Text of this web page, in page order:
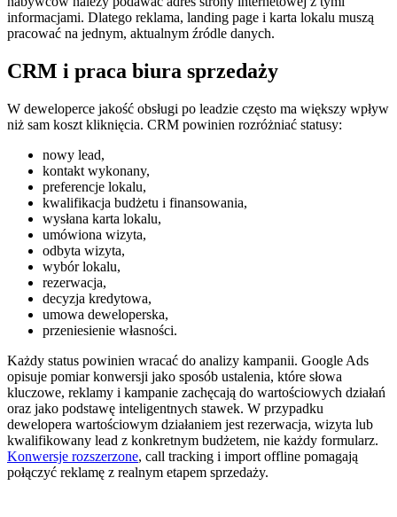
informacjami. Dlatego reklama, landing page i karta lokalu muszą
pracować na jednym, aktualnym źródle danych.
CRM i praca biura sprzedaży
W deweloperce jakość obsługi po leadzie często ma większy wpływ
niż sam koszt kliknięcia. CRM powinien rozróżniać statusy:
nowy lead,
kontakt wykonany,
preferencje lokalu,
kwalifikacja budżetu i finansowania,
wysłana karta lokalu,
umówiona wizyta,
odbyta wizyta,
wybór lokalu,
rezerwacja,
decyzja kredytowa,
umowa deweloperska,
przeniesienie własności.
Każdy status powinien wracać do analizy kampanii. Google Ads
opisuje pomiar konwersji jako sposób ustalenia, które słowa
kluczowe, reklamy i kampanie zachęcają do wartościowych działań
oraz jako podstawę inteligentnych stawek. W przypadku
dewelopera wartościowym działaniem jest rezerwacja, wizyta lub
kwalifikowany lead z konkretnym budżetem, nie każdy formularz.
Konwersje rozszerzone, call tracking i import offline pomagają
połączyć reklamę z realnym etapem sprzedaży.